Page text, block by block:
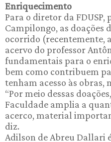
Enriquecimento
Para o diretor da FDUSP,
Campilongo, as doações
ocorrido (recentemente,
acervo do professor
fundamentais para o
bem como contribuem
tenham acesso às obras,
“Por meio dessas
Faculdade amplia a
acerco, material
diz.
Adilson de Abreu Dallari